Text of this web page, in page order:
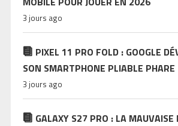
3 jours ago
PIXEL 11 PRO FOLD : GOOGLE
SON SMARTPHONE PLIABLE PHARE
3 jours ago
GALAXY S27 PRO : LA MAUVAISE